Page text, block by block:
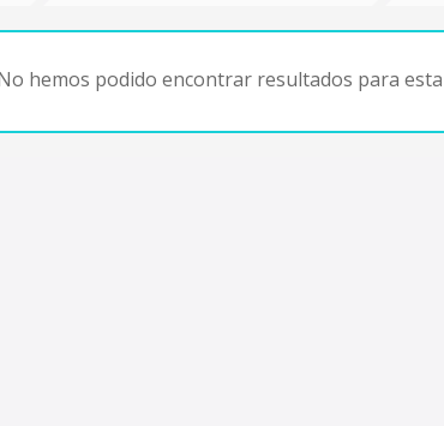
hemos podido encontrar resultados para esta